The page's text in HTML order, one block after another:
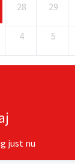
28 29
4 5
just nu